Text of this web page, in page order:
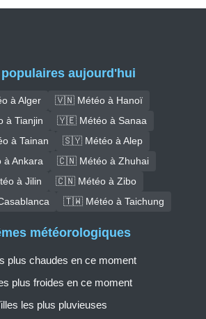
aujourd'hui
à Alger
🇻🇳 Météo à Hanoï
Tianjin
🇾🇪 Météo à Sanaa
à Tainan
🇸🇾 Météo à Alep
Ankara
🇨🇳 Météo à Zhuhai
à Jilin
🇨🇳 Météo à Zibo
🇹🇼 Météo à Taichung
météorologiques
plus chaudes en ce moment
plus froides en ce moment
les plus pluvieuses